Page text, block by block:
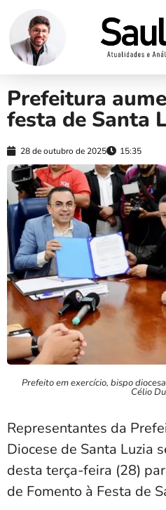
Prefeitura
festa de Santa
28 de outubro de 2025 15:35
Prefeito em exercício, bispo
Célio
Representantes da
Diocese de Santa Luzia
desta terça-feira (28)
de Fomento à Festa de